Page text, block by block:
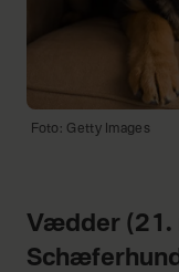
Foto: Getty Images
Vædder (21.
Schæferhund